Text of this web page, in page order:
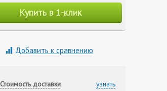
Купить в 1-клик
Добавить к сравнению
Стоимость доставки
узнать